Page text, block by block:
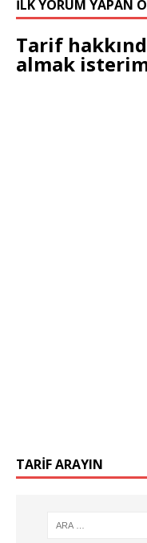
İLK YORUM YAPAN
Tarif
almak
TARIF ARAYIN